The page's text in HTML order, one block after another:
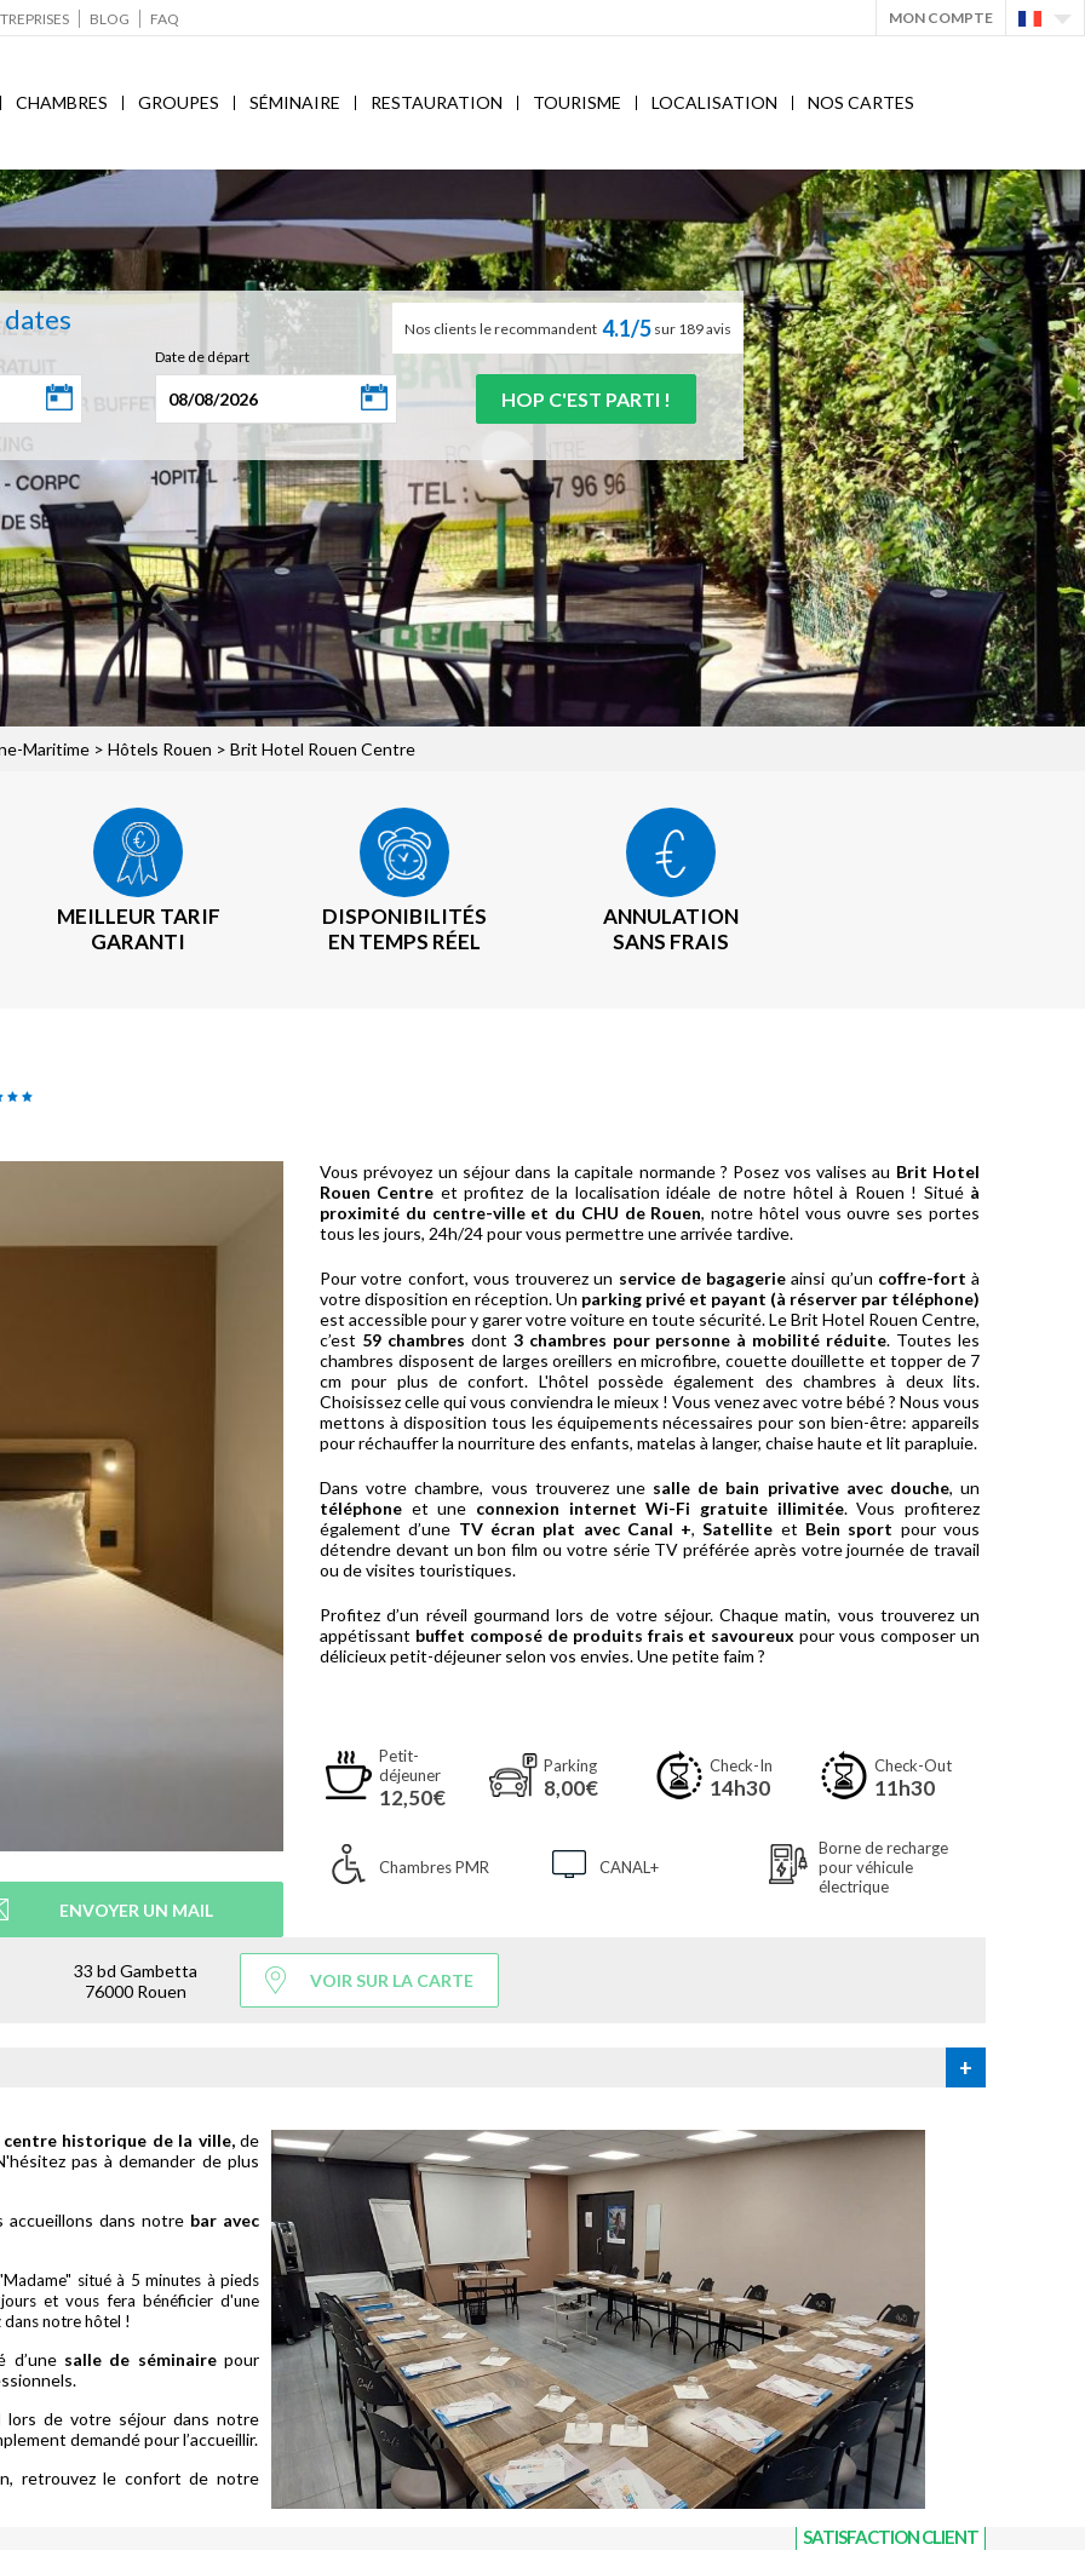
BLOG FAQ MON COMPTE
CHAMBRES GROUPES SÉMINAIRE RESTAURATION TOURISME LOCALISATION NOS CARTES
dates Nos clients le recommandent 4.1/5 sur 189 avis
Date de départ
Maritime > Hôtels Rouen > Brit Hotel Rouen Centre
MEILLEUR TARIF
GARANTI
DISPONIBILITÉS
EN TEMPS RÉEL
ANNULATION
SANS FRAIS
ENVOYER UN MAIL
Vous prévoyez un séjour dans la capitale normande ? Posez vos valises au Brit Hotel
Rouen Centre et profitez de la localisation idéale de notre hôtel à Rouen ! Situé à
proximité du centre-ville et du CHU de Rouen, notre hôtel vous ouvre ses portes
tous les jours, 24h/24 pour vous permettre une arrivée tardive.
Pour votre confort, vous trouverez un service de bagagerie ainsi qu’un coffre-fort à
votre disposition en réception. Un parking privé et payant (à réserver par téléphone)
est accessible pour y garer votre voiture en toute sécurité. Le Brit Hotel Rouen Centre,
c’est 59 chambres dont 3 chambres pour personne à mobilité réduite. Toutes les
chambres disposent de larges oreillers en microfibre, couette douillette et topper de 7
cm pour plus de confort. L'hôtel possède également des chambres à deux lits.
Choisissez celle qui vous conviendra le mieux ! Vous venez avec votre bébé ? Nous vous
mettons à disposition tous les équipements nécessaires pour son bien-être: appareils
pour réchauffer la nourriture des enfants, matelas à langer, chaise haute et lit parapluie.
Dans votre chambre, vous trouverez une salle de bain privative avec douche, un
téléphone et une connexion internet Wi-Fi gratuite illimitée. Vous profiterez
également d’une TV écran plat avec Canal +,Satellite et Bein sport pour vous
détendre devant un bon film ou votre série TV préférée après votre journée de travail
ou de visites touristiques.
Profitez d’un réveil gourmand lors de votre séjour. Chaque matin, vous trouverez un
appétissant buffet composé de produits frais et savoureux pour vous composer un
délicieux petit-déjeuner selon vos envies. Une petite faim ?
Petit-
déjeuner
12,50€
Parking
8,00€
Check-In
14h30
Check-Out
11h30
Chambres PMR CANAL+
Borne de recharge
pour véhicule
électrique
33 bd Gambetta
76000 Rouen
VOIR SUR LA CARTE
+
centre historique de la ville,de
pas à demander de plus
accueillons dans notre bar avec
situé à 5 minutes à pieds
et vous fera bénéficier d'une
dans notre hôtel !
d’une salle de séminairepour
lors de votre séjour dans notre
demandé pour l’accueillir.
retrouvez le confort de notre
INDICE DE
SATISFACTION CLIENT